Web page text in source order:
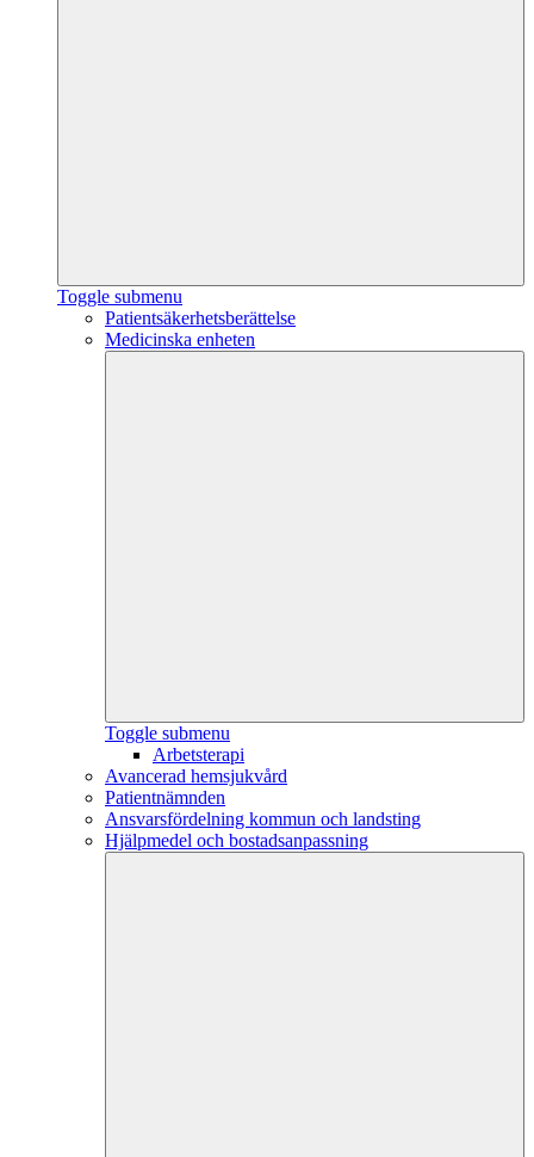
Toggle submenu
Patientsäkerhetsberättelse
Medicinska enheten
Toggle submenu
Arbetsterapi
Avancerad hemsjukvård
Patientnämnden
Ansvarsfördelning kommun och landsting
Hjälpmedel och bostadsanpassning